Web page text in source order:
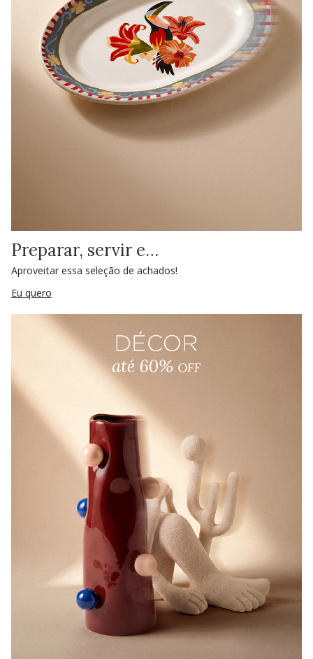
Preparar, servir e…
Aproveitar essa seleção de achados!
Eu quero